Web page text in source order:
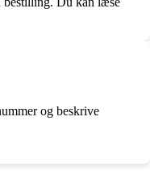
og beskrive